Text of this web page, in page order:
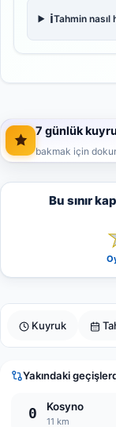
Kuyruk
ℹ️Tahmin nasıl
7 günlük
bakmak için
Bu sınır
Yakındaki
0 Kosyno
11 km